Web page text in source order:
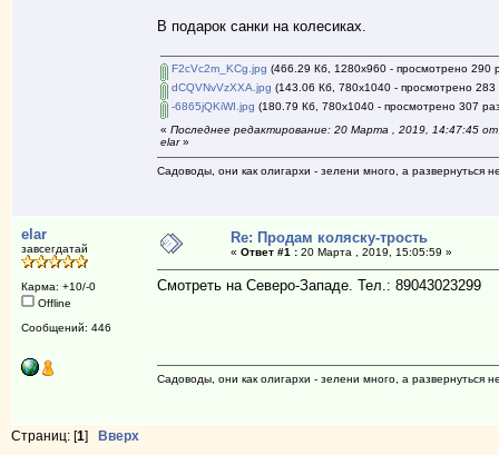
В подарок санки на колесиках.
F2cVc2m_KCg.jpg (466.29 Кб, 1280x960 - просмотрено 290
dCQVNvVzXXA.jpg (143.06 Кб, 780x1040 - просмотрено 283
-6865jQKiWI.jpg (180.79 Кб, 780x1040 - просмотрено 307
« Последнее редактирование: 20 Марта , 2019, 14:47:45 от
elar»
Садоводы, они как олигархи - зелени много, а развернуться
elar
завсегдатай
Карма: +10/-0
Offline
Сообщений: 446
Re: Продам коляску-трость
« Ответ #1 :20 Марта , 2019, 15:05:59 »
Смотреть на Северо-Западе. Тел.: 89043023299
Садоводы, они как олигархи - зелени много, а развернуться
Страниц: [1] Вверх